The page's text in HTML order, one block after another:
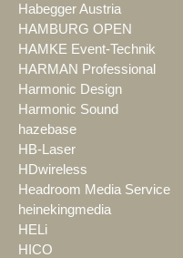
Habegger Austria
HAMBURG OPEN
HAMKE Event-Technik
HARMAN Professional
Harmonic Design
Harmonic Sound
hazebase
HB-Laser
HDwireless
Headroom Media Service
heinekingmedia
HELi
HICO